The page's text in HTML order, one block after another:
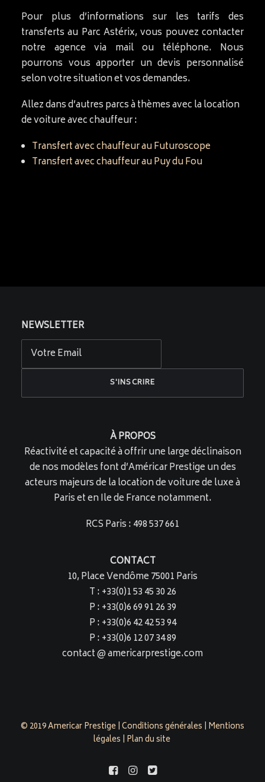
Pour plus d’informations sur les tarifs des
transferts au Parc Astérix, vous pouvez contacter
notre agence via mail ou téléphone. Nous
pourrons vous apporter un devis personnalisé
selon votre situation et vos demandes.
Allez dans d’autres parcs à thèmes avec la location
de voiture avec chauffeur :
Transfert avec chauffeur au Futuroscope
Transfert avec chauffeur au Puy du Fou
NEWSLETTER
À PROPOS
Réactivité et capacité à offrir une large déclinaison
de nos modèles font d’Américar Prestige un des
acteurs majeurs de la location de voiture de luxe à
Paris et en Ile de France notamment.
RCS Paris : 498 537 661
CONTACT
10, Place Vendôme 75001 Paris
T : +33(0)1 53 45 30 26
P : +33(0)6 69 91 26 39
P : +33(0)6 42 42 53 94
P : +33(0)6 12 07 34 89
contact @ americarprestige.com
© 2019 Americar Prestige |Conditions générales | Mentions
légales | Plan du site